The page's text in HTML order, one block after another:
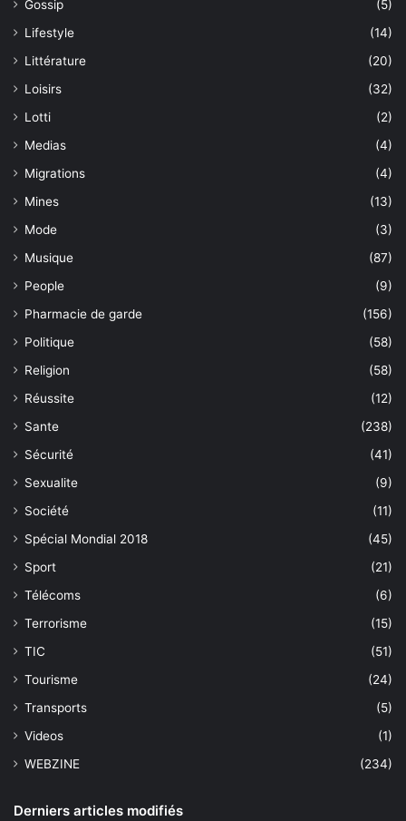
Gossip
(5)
Lifestyle
(14)
Littérature
(20)
Loisirs
(32)
Lotti
(2)
Medias
(4)
Migrations
(4)
Mines
(13)
Mode
(3)
Musique
(87)
People
(9)
Pharmacie de garde
(156)
Politique
(58)
Religion
(58)
Réussite
(12)
Sante
(238)
Sécurité
(41)
Sexualite
(9)
Société
(11)
Spécial Mondial 2018
(45)
Sport
(21)
Télécoms
(6)
Terrorisme
(15)
TIC
(51)
Tourisme
(24)
Transports
(5)
Videos
(1)
WEBZINE
(234)
Derniers articles modifiés